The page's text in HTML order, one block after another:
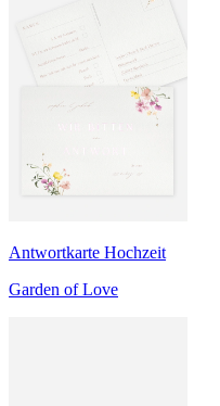
Antwortkarte Hochzeit
Garden of Love